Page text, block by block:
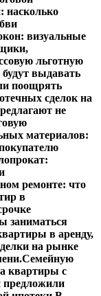
насколько
визуальные
льготную
выдавать
поощрять
сделок на
не
материалов:
ремонте: что
в
заниматься
в аренду,
на рынке
Семейную
квартиры с